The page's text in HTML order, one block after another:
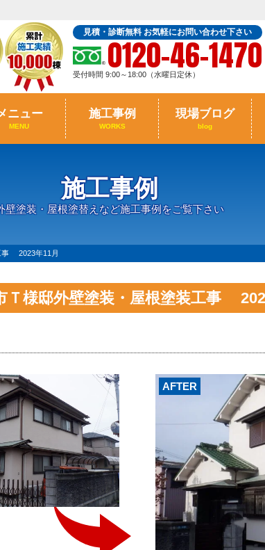
見積・診断無料 お気軽にお問い合わせ下さい
0120-46-1470
受付時間 9:00～18:00（水曜日定休）
ニュー
MENU
施工事例
WORKS
現場ブログ
blog
施工事例
壁塗装・屋根塗替えなど施工事例をご覧下さい
事 2023年11月
Ｔ様邸外壁塗装・屋根塗装工事
AFTER